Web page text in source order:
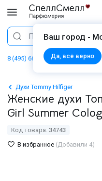
Ваш город -
Да, всё верно
Поиск
8 (495) 668 06 02
Духи Tommy Hilfiger
Женские духи
Girl Summer
Код товара: 34743
В избранное (Добавили 4)